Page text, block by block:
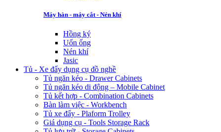
Máy hàn - máy cắt - Nén khí
Hồng ký
Uốn ống
Nén khí
Jasic
Tủ - Xe đẩy dụng cụ đồ nghề
Tủ ngăn kéo - Drawer Cabinets
Tủ ngăn kéo di động – Mobile Cabinet
Tủ kết hợp - Combination Cabinets
Bàn làm việc - Workbench
Tủ xe đẩy - Plaform Trolley
Giá dụng cụ - Tools Storage Rack